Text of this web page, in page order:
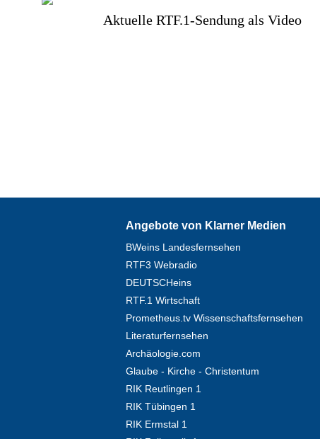
Aktuelle RTF.1-Sendung als Video
Angebote von Klarner Medien
BWeins Landesfernsehen
RTF3 Webradio
DEUTSCHeins
RTF.1 Wirtschaft
Prometheus.tv Wissenschaftsfernsehen
Literaturfernsehen
Archäologie.com
Glaube - Kirche - Christentum
RIK Reutlingen 1
RIK Tübingen 1
RIK Ermstal 1